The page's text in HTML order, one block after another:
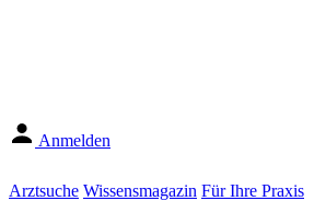
Anmelden
Arztsuche Wissensmagazin Für Ihre Praxis